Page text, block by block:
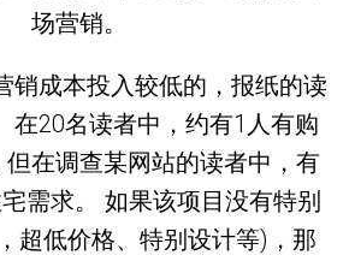
场营销。
销成本投入较低的，报纸的读
在20名读者中，约有1人有购
在调查某网站的读者中，有
需求。 如果该项目没有特别
超低价格、特别设计等)，那